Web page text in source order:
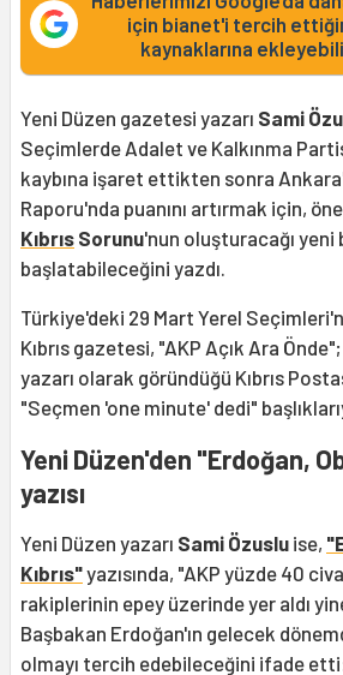
için bianet'i tercih
kaynaklarına
Yeni Düzen gazetesi yazarı Sami
Seçimlerde Adalet ve Kalkınma
kaybına işaret ettikten sonra
Raporu'nda puanını artırmak için,
Kıbrıs Sorunu'nun oluşturacağı yeni
başlatabileceğini yazdı.
Türkiye'deki 29 Mart Yerel
Kıbrıs gazetesi, "AKP Açık Ara
yazarı olarak göründüğü Kıbrıs
"Seçmen 'one minute' dedi"
Yeni Düzen'den "Erdoğan,
yazısı
Yeni Düzen yazarı Sami Özuslu ise,
Kıbrıs"yazısında, "AKP yüzde 40
rakiplerinin epey üzerinde yer aldı
Başbakan Erdoğan'ın gelecek
olmayı tercih edebileceğini ifade